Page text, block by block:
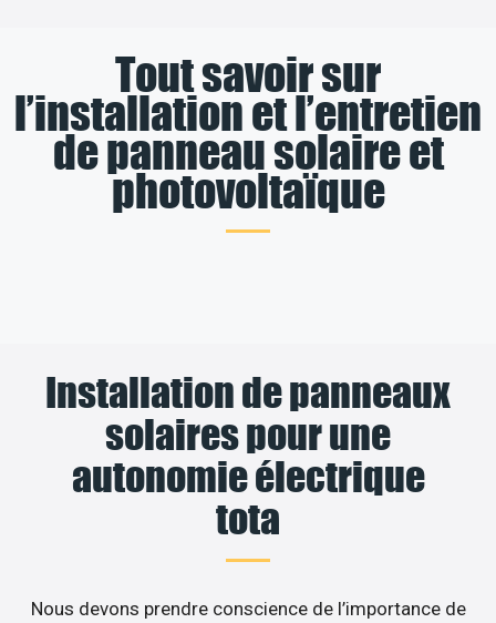
Tout savoir sur
l’installation et l’entretien
de panneau solaire et
photovoltaïque
Installation de panneaux
solaires pour une
autonomie électrique
tota
Nous devons prendre conscience de l’importance de